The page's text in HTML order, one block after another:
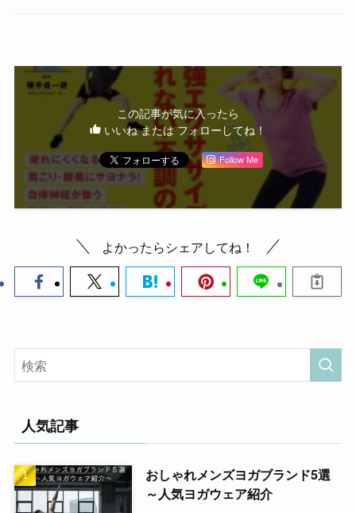
この記事が気に入ったら
いいね または フォローしてね！
Follow Me
よかったらシェアしてね！
人気記事
おしゃれメンズヨガブランド5選
～人気ヨガウェア紹介